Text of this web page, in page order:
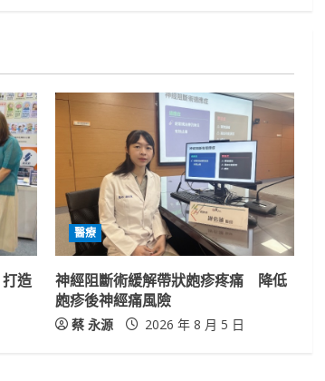
造
醫療
神經阻斷術緩解帶狀皰疹疼痛 降低
皰疹後神經痛風險
蔡 永源 2026 年 8 月 5 日